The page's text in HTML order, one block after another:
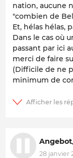
nation, aucune
"combien de
Et, hélas hélas,
Dans le cas où
passant par ici
merci de faire
(Difficile de ne
minimum de
28 janvier